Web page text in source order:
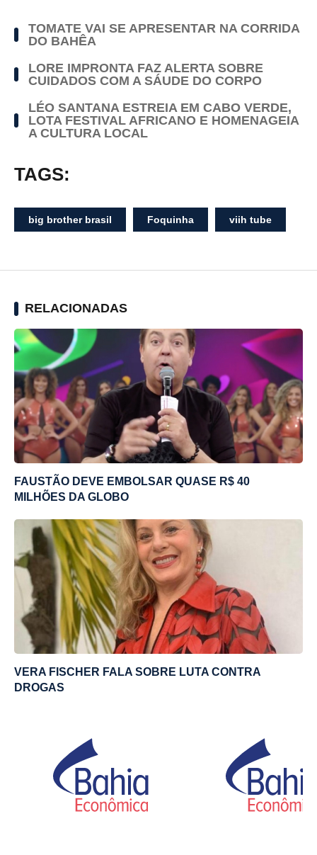
TOMATE VAI SE APRESENTAR NA CORRIDA
DO BAHÊA
LORE IMPRONTA FAZ ALERTA SOBRE
CUIDADOS COM A SÁUDE DO CORPO
LÉO SANTANA ESTREIA EM CABO VERDE,
LOTA FESTIVAL AFRICANO E HOMENAGEIA
A CULTURA LOCAL
TAGS:
big brother brasil Foquinha viih tube
RELACIONADAS
FAUSTÃO DEVE EMBOLSAR QUASE R$ 40
MILHÕES DA GLOBO
VERA FISCHER FALA SOBRE LUTA CONTRA
DROGAS